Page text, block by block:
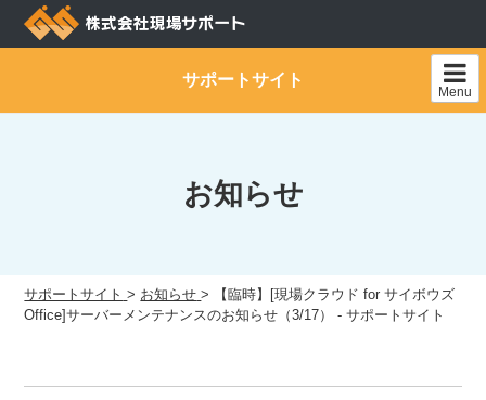
Skip
サポートサイト
Menu
お知らせ
サポートサイト > お知らせ >
【臨時】[現場クラウド for サイボウズ
Office]サーバーメンテナンスのお知らせ（3/17） - サポートサイト